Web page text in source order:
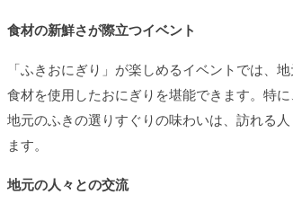
食材の新鮮さが際立つイベント
「ふきおにぎり」が楽しめるイベントでは、
食材を使用したおにぎりを堪能できます。特に
地元のふきの選りすぐりの味わいは、訪れる
ます。
地元の人々との交流